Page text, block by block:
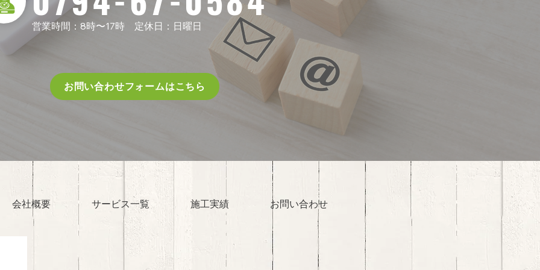
営業時間：8時〜17時 定休日：日曜日
お問い合わせフォームはこちら
会社概要 サービス一覧 施工実績 お問い合わせ